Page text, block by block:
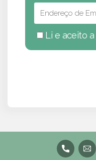
Li e aceito a